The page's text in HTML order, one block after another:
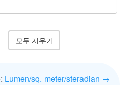
Lumen/sq. meter/steradian →